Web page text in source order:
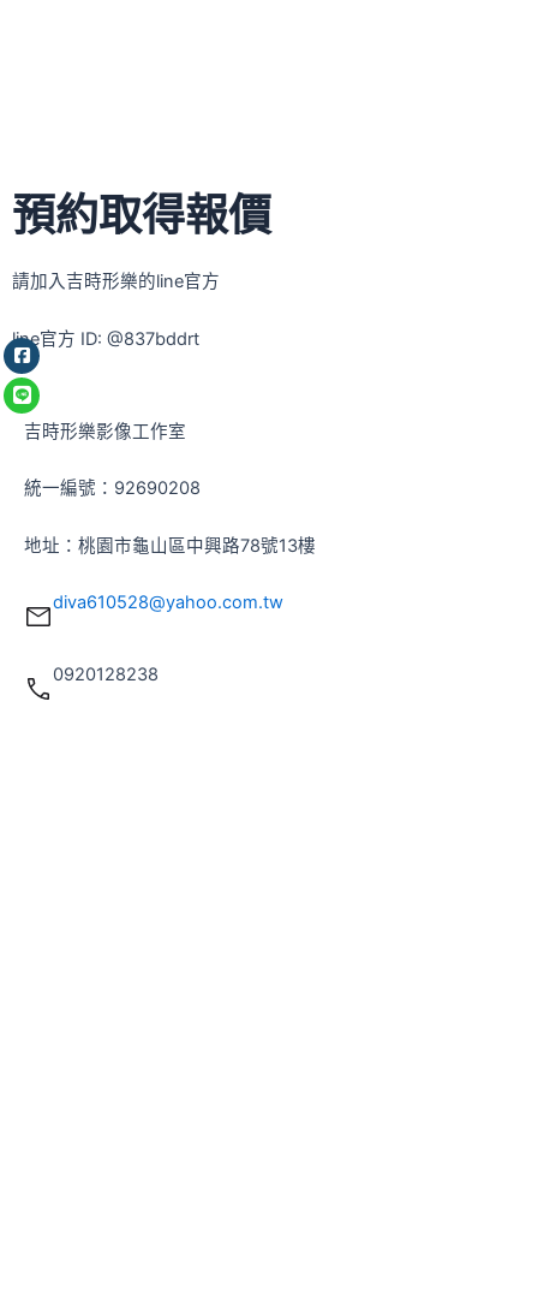
預約取得報價
請加入吉時形樂的line官方
line官方 ID: @837bddrt
吉時形樂影像工作室
統一編號：92690208
地址：桃園市龜山區中興路78號13樓
diva610528@yahoo.com.tw
0920128238